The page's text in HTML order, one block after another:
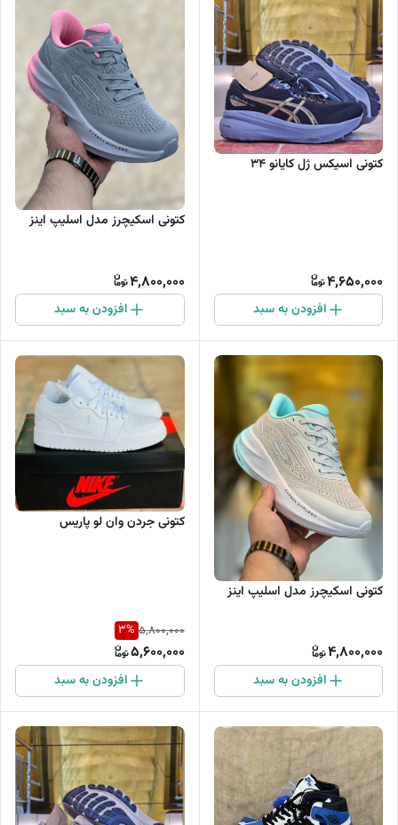
کتونی اسیکس ژل کایانو 34
4,650,000
افزودن به سبد
کتونی اسکیچرز مدل اسلیپ اینز
4,800,000
افزودن به سبد
کتونی اسکیچرز مدل اسلیپ اینز
4,800,000
افزودن به سبد
کتونی جردن وان لو پاریس
5,800,000
3%
5,600,000
افزودن به سبد